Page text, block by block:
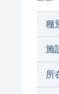
種
施
所